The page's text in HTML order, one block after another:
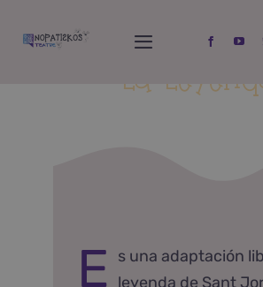
Toggle
Inicio
Quien soy?
La
E s una adaptación
leyenda de Sant